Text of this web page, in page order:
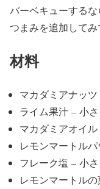
バーベキューする
つまみを追加してみ
材料
マカダミアナッ
ライム果汁 – 小
マカダミアオイ
レモンマートル
フレーク塩 – 小さ
レモンマートルの